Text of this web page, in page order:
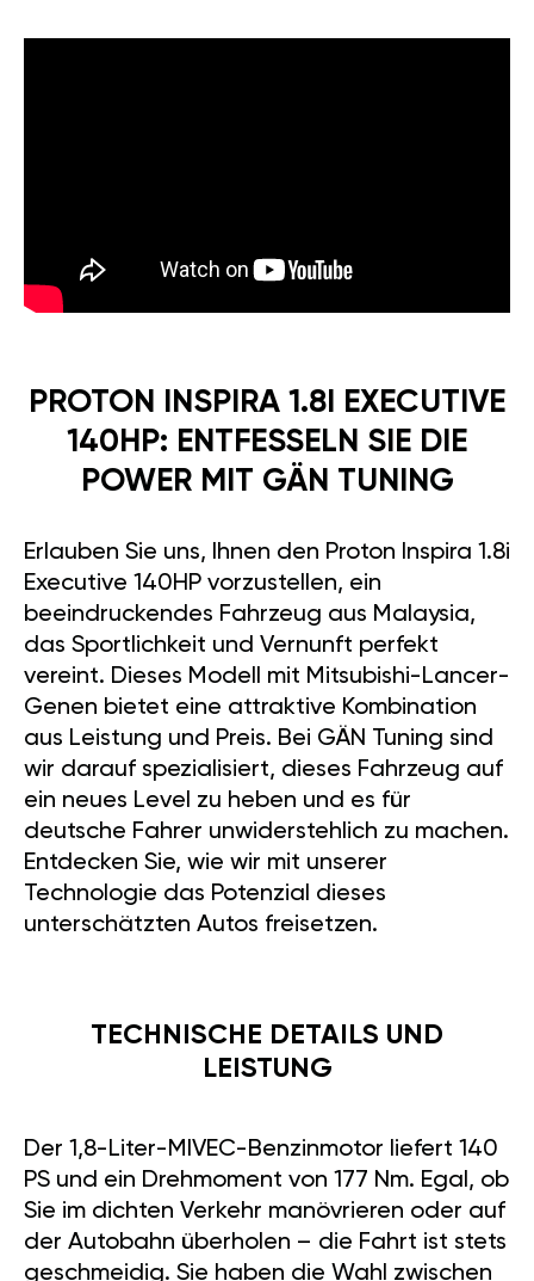
PROTON INSPIRA 1.8I EXECUTIVE
140HP: ENTFESSELN SIE DIE
POWER MIT GÄN TUNING
Erlauben Sie uns, Ihnen den Proton Inspira 1.8i
Executive 140HP vorzustellen, ein
beeindruckendes Fahrzeug aus Malaysia,
das Sportlichkeit und Vernunft perfekt
vereint. Dieses Modell mit Mitsubishi-Lancer-
Genen bietet eine attraktive Kombination
aus Leistung und Preis. Bei GÄN Tuning sind
wir darauf spezialisiert, dieses Fahrzeug auf
ein neues Level zu heben und es für
deutsche Fahrer unwiderstehlich zu machen.
Entdecken Sie, wie wir mit unserer
Technologie das Potenzial dieses
unterschätzten Autos freisetzen.
TECHNISCHE DETAILS UND
LEISTUNG
Der 1,8-Liter-MIVEC-Benzinmotor liefert 140
PS und ein Drehmoment von 177 Nm. Egal, ob
Sie im dichten Verkehr manövrieren oder auf
der Autobahn überholen – die Fahrt ist stets
geschmeidig. Sie haben die Wahl zwischen